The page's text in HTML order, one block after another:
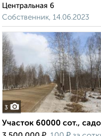
Центральная 6
Собственник, 14.06.2023
3
Участок 60000 сот.,